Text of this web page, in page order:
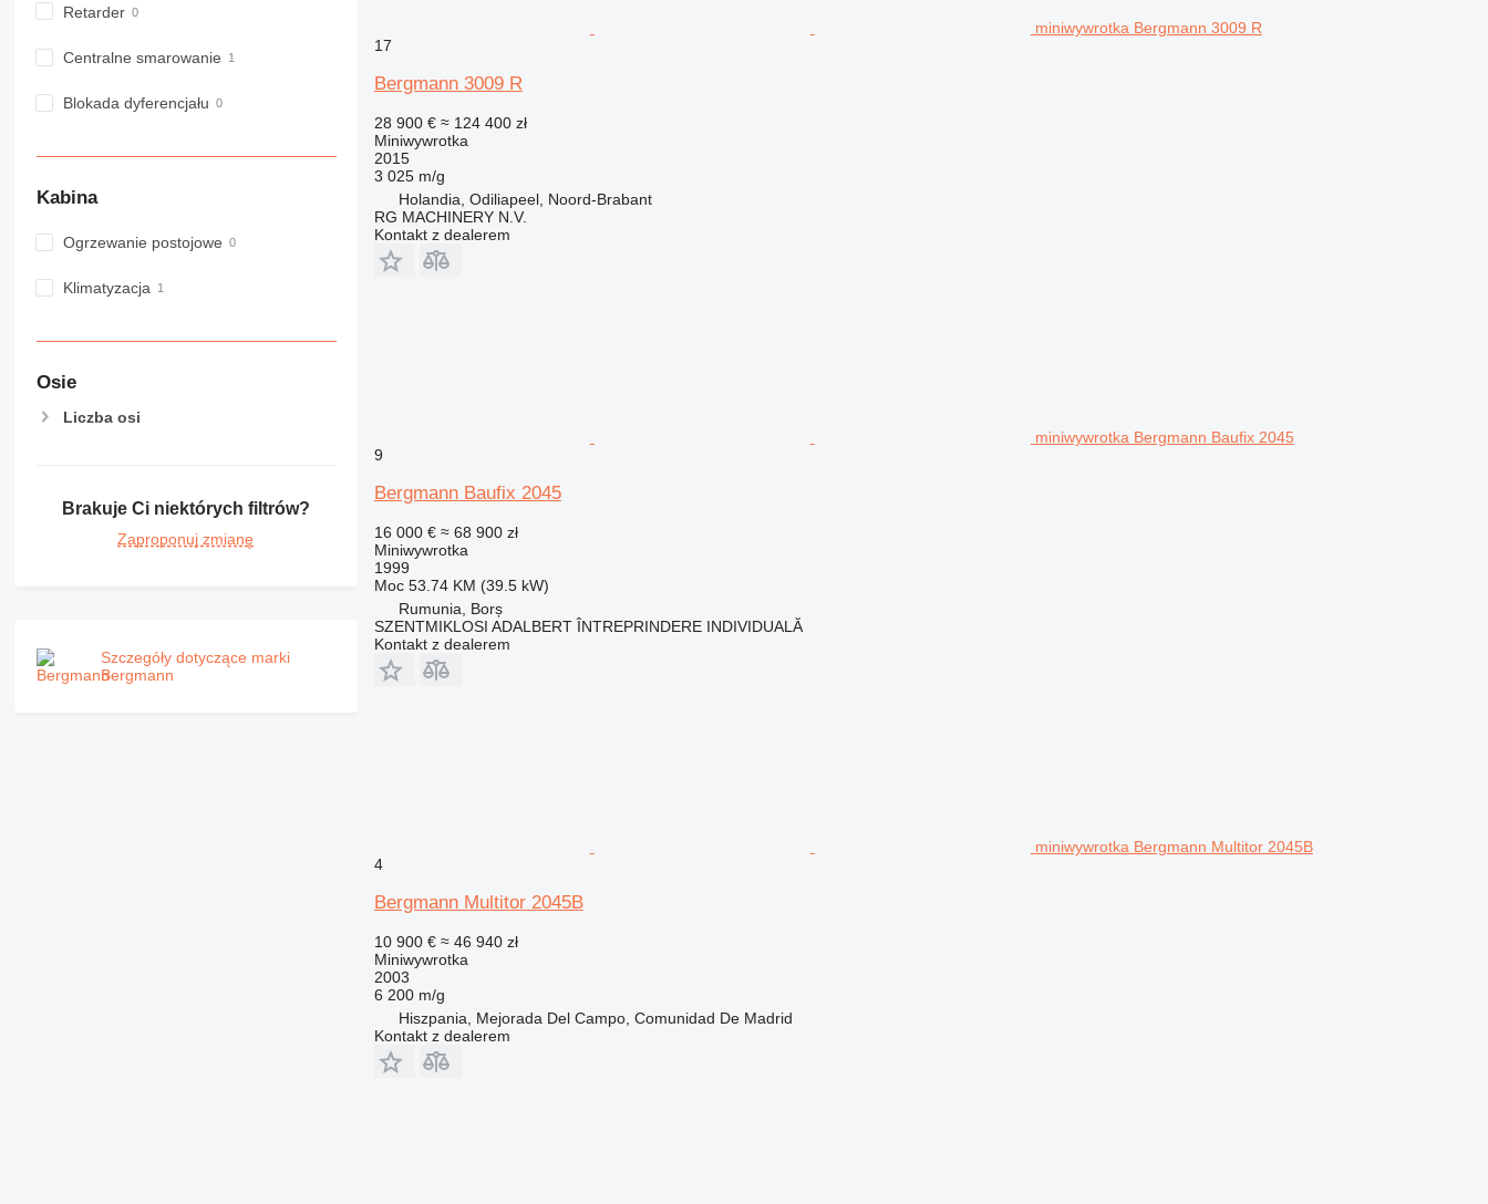
Retarder
Centralne smarowanie
Blokada dyferencjału
Kabina
Ogrzewanie postojowe
Klimatyzacja
Osie
Liczba osi
Brakuje Ci niektórych filtrów?
Zaproponuj zmianę
Szczegóły dotyczące marki
Bergmann
miniwywrotka Bergmann 3009 R
17
Bergmann 3009 R
28 900 € ≈ 124 400 zł
Miniwywrotka
2015
3 025 m/g
Holandia, Odiliapeel, Noord-Brabant
RG MACHINERY N.V.
Kontakt z dealerem
miniwywrotka Bergmann Baufix 2045
9
Bergmann Baufix 2045
16 000 € ≈ 68 900 zł
Miniwywrotka
1999
Moc 53.74 KM (39.5 kW)
Rumunia, Borș
SZENTMIKLOSI ADALBERT ÎNTREPRINDERE INDIVIDUALĂ
Kontakt z dealerem
miniwywrotka Bergmann Multitor 2045B
4
Bergmann Multitor 2045B
10 900 € ≈ 46 940 zł
Miniwywrotka
2003
6 200 m/g
Hiszpania, Mejorada Del Campo, Comunidad De Madrid
Kontakt z dealerem